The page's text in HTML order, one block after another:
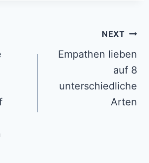
NEXT
Empathen lieben
auf 8
unterschiedliche
Arten